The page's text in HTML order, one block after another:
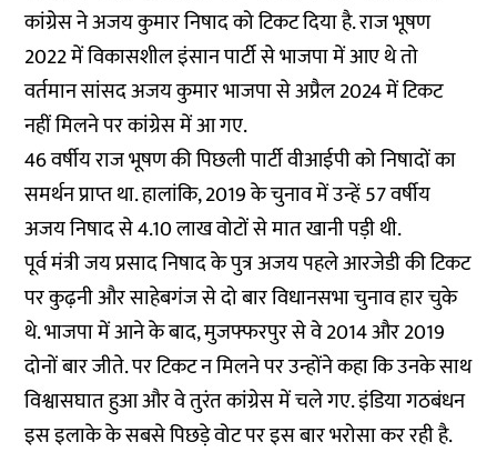
कांग्रेस ने अजय कुमार निषाद को टिकट दिया है. राज भूषण
2022 में विकासशील इंसान पार्टी से भाजपा में आए थे तो
वर्तमान सांसद अजय कुमार भाजपा से अप्रैल 2024 में टिकट
नहीं मिलने पर कांग्रेस में आ गए.
46 वर्षीय राज भूषण की पिछली पार्टी वीआईपी को निषादों का
समर्थन प्राप्त था. हालांकि, 2019 के चुनाव में उन्हें 57 वर्षीय
अजय निषाद से 4.10 लाख वोटों से मात खानी पड़ी थी.
पूर्व मंत्री जय प्रसाद निषाद के पुत्र अजय पहले आरजेडी की टिकट
पर कुढ़नी और साहेबगंज से दो बार विधानसभा चुनाव हार चुके
थे. भाजपा में आने के बाद, मुजफ्फरपुर से वे 2014 और 2019
दोनों बार जीते. पर टिकट न मिलने पर उन्होंने कहा कि उनके साथ
विश्वासघात हुआ और वे तुरंत कांग्रेस में चले गए. इंडिया गठबंधन
इस इलाके के सबसे पिछड़े वोट पर इस बार भरोसा कर रही है.